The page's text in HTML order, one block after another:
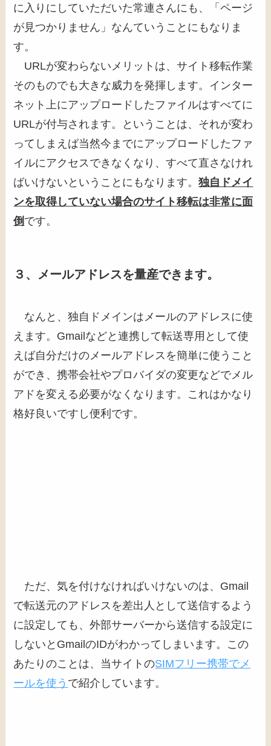
に入りにしていただいた常連さんにも、「ページ
が見つかりません」なんていうことにもなりま
す。
URLが変わらないメリットは、サイト移転作業
そのものでも大きな威力を発揮します。インター
ネット上にアップロードしたファイルはすべてに
URLが付与されます。ということは、それが変わ
ってしまえば当然今までにアップロードしたファ
イルにアクセスできなくなり、すべて直さなけれ
ばいけないということにもなります。独自ドメイ
ンを取得していない場合のサイト移転は非常に面
倒 です。
３、メールアドレスを量産できます。
なんと、独自ドメインはメールのアドレスに使
えます。Gmailなどと連携して転送専用として使
えば自分だけのメールアドレスを簡単に使うこと
ができ、携帯会社やプロバイダの変更などでメル
アドを変える必要がなくなります。これはかなり
格好良いですし便利です。
ただ、気を付けなければいけないのは、Gmail
で転送元のアドレスを差出人として送信するよう
に設定しても、外部サーバーから送信する設定に
しないとGmailのIDがわかってしまいます。この
あたりのことは、当サイトのSIMフリー携帯でメ
ールを使う で紹介しています。